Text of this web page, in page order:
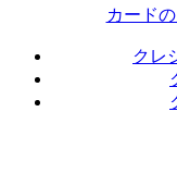
カード
クレ